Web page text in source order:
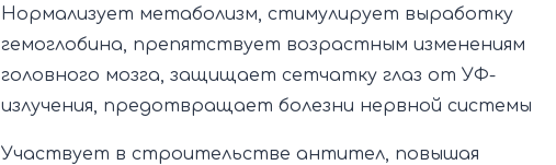
Нормализует метаболизм, стимулирует выработку
гемоглобина, препятствует возрастным изменениям
головного мозга, защищает сетчатку глаз от УФ-
излучения, предотвращает болезни нервной системы
Участвует в строительстве антител, повышая